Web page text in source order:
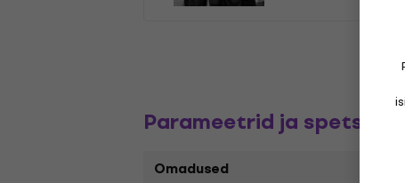
Parameetrid ja
Omadused